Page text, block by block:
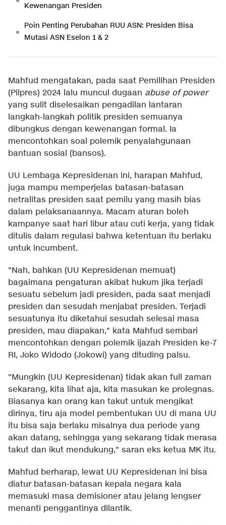
Kewenangan Presiden
Poin Penting Perubahan RUU ASN: Presiden Bisa
Mutasi ASN Eselon 1 & 2
Mahfud mengatakan, pada saat Pemilihan Presiden
(Pilpres) 2024 lalu muncul dugaan abuse of power
yang sulit diselesaikan pengadilan lantaran
langkah-langkah politik presiden semuanya
dibungkus dengan kewenangan formal. Ia
mencontohkan soal polemik penyalahgunaan
bantuan sosial (bansos).
UU Lembaga Kepresidenan ini, harapan Mahfud,
juga mampu memperjelas batasan-batasan
netralitas presiden saat pemilu yang masih bias
dalam pelaksanaannya. Macam aturan boleh
kampanye saat hari libur atau cuti kerja, yang tidak
ditulis dalam regulasi bahwa ketentuan itu berlaku
untuk incumbent.
"Nah, bahkan (UU Kepresidenan memuat)
bagaimana pengaturan akibat hukum jika terjadi
sesuatu sebelum jadi presiden, pada saat menjadi
presiden dan sesudah menjabat presiden. Terjadi
sesuatunya itu diketahui sesudah selesai masa
presiden, mau diapakan," kata Mahfud sembari
mencontohkan dengan polemik ijazah Presiden ke-7
RI, Joko Widodo (Jokowi) yang dituding palsu.
"Mungkin (UU Kepresidenan) tidak akan full zaman
sekarang, kita lihat aja, kita masukan ke prolegnas.
Biasanya kan orang kan takut untuk mengikat
dirinya, tiru aja model pembentukan UU di mana UU
itu bisa saja berlaku misalnya dua periode yang
akan datang, sehingga yang sekarang tidak merasa
takut dan ikut mendukung," saran eks ketua MK itu.
Mahfud berharap, lewat UU Kepresidenan ini bisa
diatur batasan-batasan kepala negara kala
memasuki masa demisioner atau jelang lengser
menanti penggantinya dilantik.